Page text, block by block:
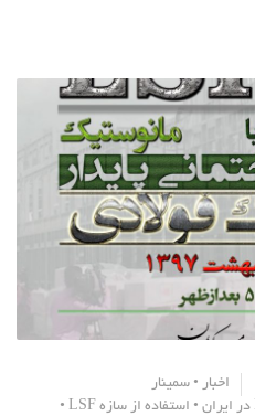
اخبار • سمینار
• استفاده از سازه LSF
•